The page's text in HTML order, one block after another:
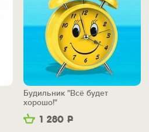
1 280 Р
Будильник "Всё будет
хорошо!"